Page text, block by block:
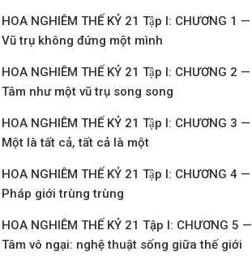
HOA NGHIÊM THẾ KỶ 21 Tập I: CHƯƠNG 1 —
Vũ trụ không đứng một mình
HOA NGHIÊM THẾ KỶ 21 Tập I: CHƯƠNG 2 —
Tâm như một vũ trụ song song
HOA NGHIÊM THẾ KỶ 21 Tập I: CHƯƠNG 3 —
Một là tất cả, tất cả là một
HOA NGHIÊM THẾ KỶ 21 Tập I: CHƯƠNG 4 —
Pháp giới trùng trùng
HOA NGHIÊM THẾ KỶ 21 Tập I: CHƯƠNG 5 —
Tâm vô ngại: nghệ thuật sống giữa thế giới